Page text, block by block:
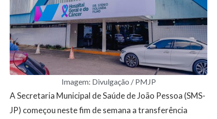
Imagem: Divulgação / PMJP
A Secretaria Municipal de Saúde de João Pessoa (SMS-
JP) começou neste fim de semana a transferência